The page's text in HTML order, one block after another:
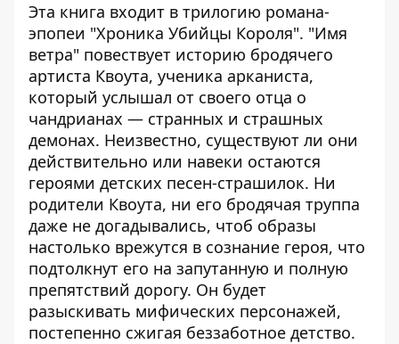
Эта книга входит в трилогию романа-
эпопеи "Хроника Убийцы Короля". "Имя
ветра" повествует историю бродячего
артиста Квоута, ученика арканиста,
который услышал от своего отца о
чандрианах — странных и страшных
демонах. Неизвестно, существуют ли они
действительно или навеки остаются
героями детских песен-страшилок. Ни
родители Квоута, ни его бродячая труппа
даже не догадывались, чтоб образы
настолько врежутся в сознание героя, что
подтолкнут его на запутанную и полную
препятствий дорогу. Он будет
разыскивать мифических персонажей,
постепенно сжигая беззаботное детство.